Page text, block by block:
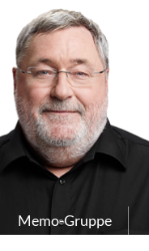
Memo-Gruppe